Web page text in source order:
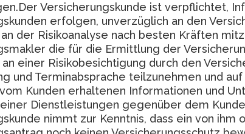
Versicherungskunde ist verpflichtet,
erfolgen, unverzüglich an den
der Risikoanalyse nach besten Kräften
die für die Ermittlung der
einer Risikobesichtigung durch den
und Terminabsprache teilzunehmen und
Kunden erhaltenen Informationen und
Dienstleistungen gegenüber dem
nimmt zur Kenntnis, dass ein von